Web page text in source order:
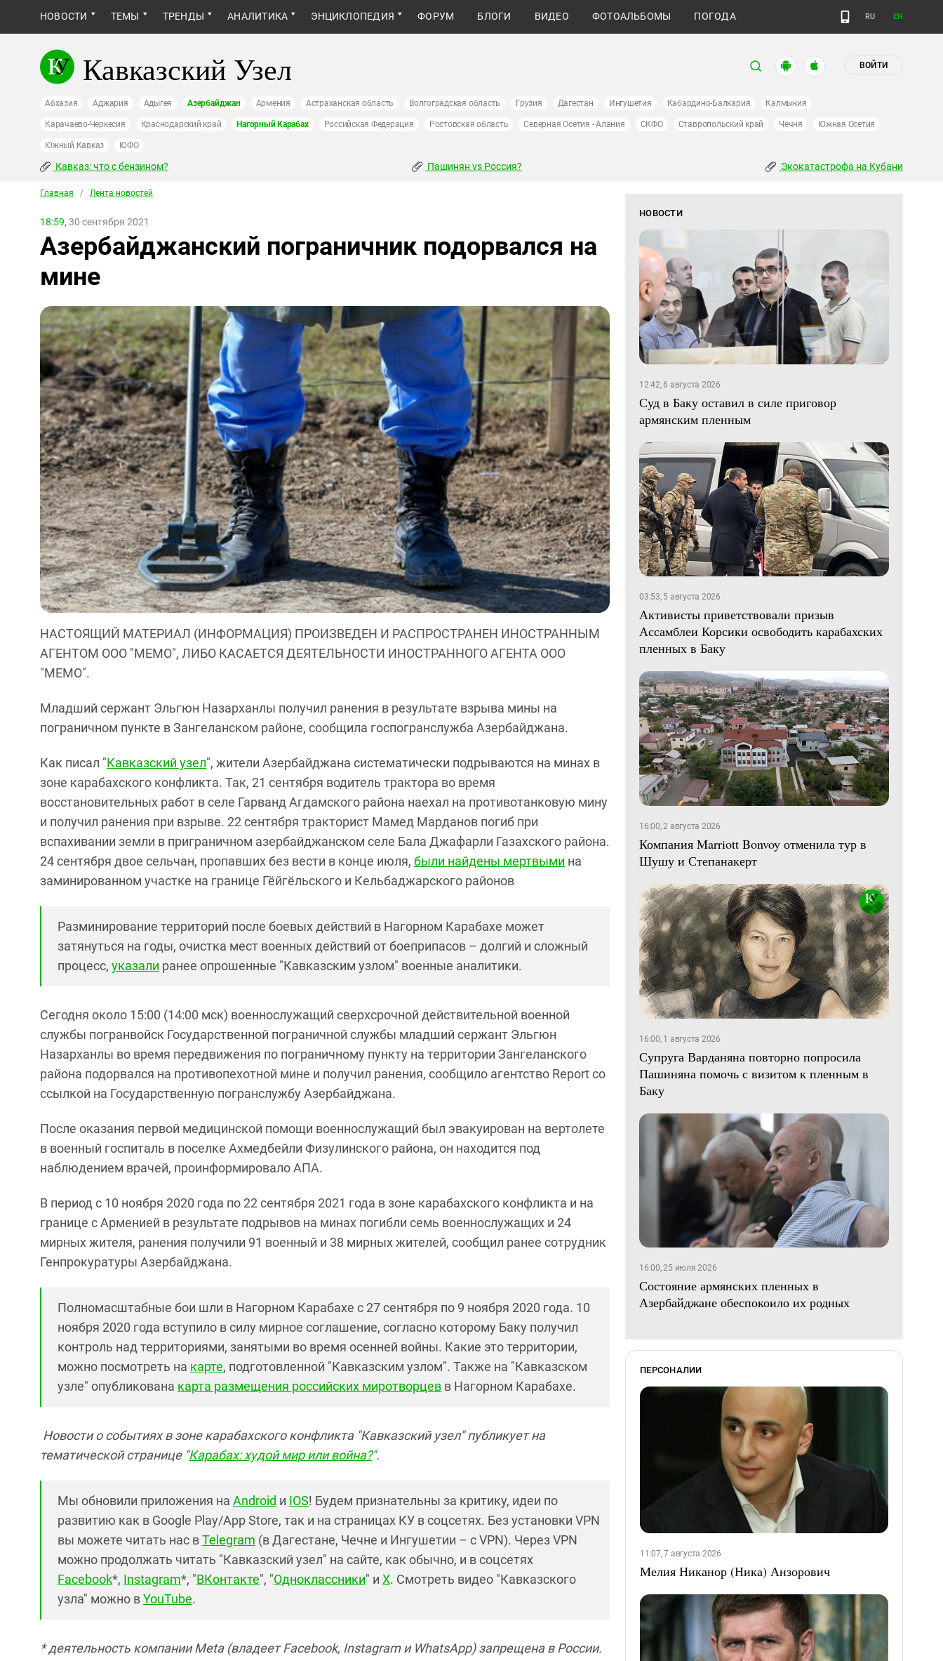
НОВОСТИ ТЕМЫ ТРЕНДЫ АНАЛИТИКА ЭНЦИКЛОПЕДИЯ ФОРУМ БЛОГИ ВИДЕО ФОТОАЛЬБОМЫ ПОГОДА RU EN
Кавказский Узел ВОЙТИ
Абхазия Аджария Адыгея Азербайджан Армения Астраханская область Волгоградская область Грузия Дагестан Ингушетия Кабардино-Балкария Калмыкия
Карачаево-Черкесия Краснодарский край Нагорный Карабах Российская Федерация Ростовская область Северная Осетия - Алания СКФО Ставропольский край Чечня Южная Осетия
Южный Кавказ ЮФО
Кавказ: что с бензином? Пашинян vs Россия? Экокатастрофа на Кубани
Главная / Лента новостей
18:59, 30 сентября 2021
Азербайджанский пограничник подорвался на
мине
НАСТОЯЩИЙ МАТЕРИАЛ (ИНФОРМАЦИЯ) ПРОИЗВЕДЕН И РАСПРОСТРАНЕН ИНОСТРАННЫМ
АГЕНТОМ ООО "МЕМО", ЛИБО КАСАЕТСЯ ДЕЯТЕЛЬНОСТИ ИНОСТРАННОГО АГЕНТА ООО
"МЕМО".
Младший сержант Эльгюн Назарханлы получил ранения в результате взрыва мины на
пограничном пункте в Зангеланском районе, сообщила госпогранслужба Азербайджана.
Как писал "Кавказский узел", жители Азербайджана систематически подрываются на минах в
зоне карабахского конфликта. Так, 21 сентября водитель трактора во время
восстановительных работ в селе Гарванд Агдамского района наехал на противотанковую мину
и получил ранения при взрыве. 22 сентября тракторист Мамед Марданов погиб при
вспахивании земли в приграничном азербайджанском селе Бала Джафарли Газахского района.
24 сентября двое сельчан, пропавших без вести в конце июля, были найдены мертвыми на
заминированном участке на границе Гёйгёльского и Кельбаджарского районов
Разминирование территорий после боевых действий в Нагорном Карабахе может
затянуться на годы, очистка мест военных действий от боеприпасов – долгий и сложный
процесс, указали ранее опрошенные "Кавказским узлом" военные аналитики.
Сегодня около 15:00 (14:00 мск) военнослужащий сверхсрочной действительной военной
службы погранвойск Государственной пограничной службы младший сержант Эльгюн
Назарханлы во время передвижения по пограничному пункту на территории Зангеланского
района подорвался на противопехотной мине и получил ранения, сообщило агентство Report cо
ссылкой на Государственную погранслужбу Азербайджана.
После оказания первой медицинской помощи военнослужащий был эвакуирован на вертолете
в военный госпиталь в поселке Ахмедбейли Физулинского района, он находится под
наблюдением врачей, проинформировало АПА.
В период с 10 ноября 2020 года по 22 сентября 2021 года в зоне карабахского конфликта и на
границе с Арменией в результате подрывов на минах погибли семь военнослужащих и 24
мирных жителя, ранения получили 91 военный и 38 мирных жителей, сообщил ранее сотрудник
Генпрокуратуры Азербайджана.
Полномасштабные бои шли в Нагорном Карабахе с 27 сентября по 9 ноября 2020 года. 10
ноября 2020 года вступило в силу мирное соглашение, согласно которому Баку получил
контроль над территориями, занятыми во время осенней войны. Какие это территории,
можно посмотреть на карте, подготовленной "Кавказским узлом". Также на "Кавказском
узле" опубликована карта размещения российских миротворцев в Нагорном Карабахе.
Новости о событиях в зоне карабахского конфликта "Кавказский узел" публикует на
тематической странице "Карабах: худой мир или война?".
Мы обновили приложения на Android и IOS! Будем признательны за критику, идеи по
развитию как в Google Play/App Store, так и на страницах КУ в соцсетях. Без установки VPN
вы можете читать нас вTelegram (в Дагестане, Чечне и Ингушетии – с VPN). Через VPN
можно продолжать читать "Кавказский узел" на сайте, как обычно, и в соцсетях
Facebook*, Instagram*, "ВКонтакте", "Одноклассники" и X. Смотреть видео "Кавказского
узла" можно вYouTube.
* деятельность компании Meta (владеет Facebook, Instagram и WhatsApp) запрещена в России.
НОВОСТИ
12:42, 6 августа 2026
Суд в Баку оставил в силе приговор
армянским пленным
03:53, 5 августа 2026
Активисты приветствовали призыв
Ассамблеи Корсики освободить карабахских
пленных в Баку
16:00, 2 августа 2026
Компания Marriott Bonvoy отменила тур в
Шушу и Степанакерт
16:00, 1 августа 2026
Супруга Варданяна повторно попросила
Пашиняна помочь с визитом к пленным в
Баку
16:00, 25 июля 2026
Состояние армянских пленных в
Азербайджане обеспокоило их родных
ПЕРСОНАЛИИ
11:07, 7 августа 2026
Мелия Никанор (Ника) Анзорович